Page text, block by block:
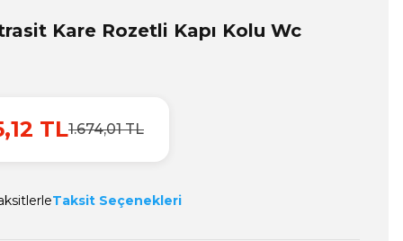
Kare Rozetli Kapı Kolu Wc
TL1.674,01 TL
Taksit Seçenekleri